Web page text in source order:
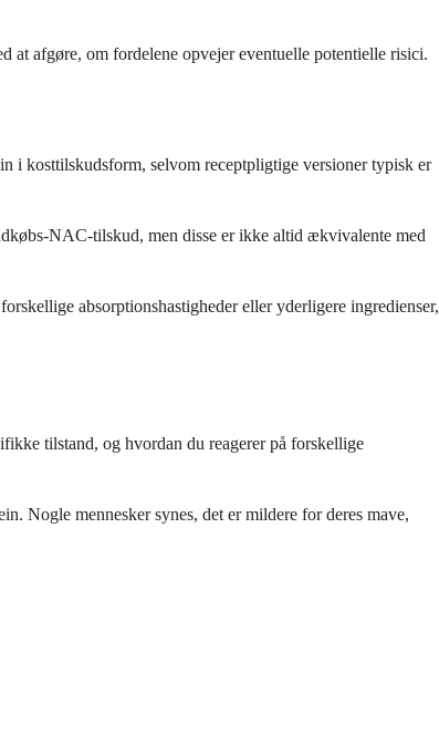
at afgøre, om fordelene opvejer eventuelle potentielle risici.
i kosttilskudsform, selvom receptpligtige versioner typisk er
NAC-tilskud, men disse er ikke altid ækvivalente med
absorptionshastigheder eller yderligere ingredienser,
tilstand, og hvordan du reagerer på forskellige
Nogle mennesker synes, det er mildere for deres mave,